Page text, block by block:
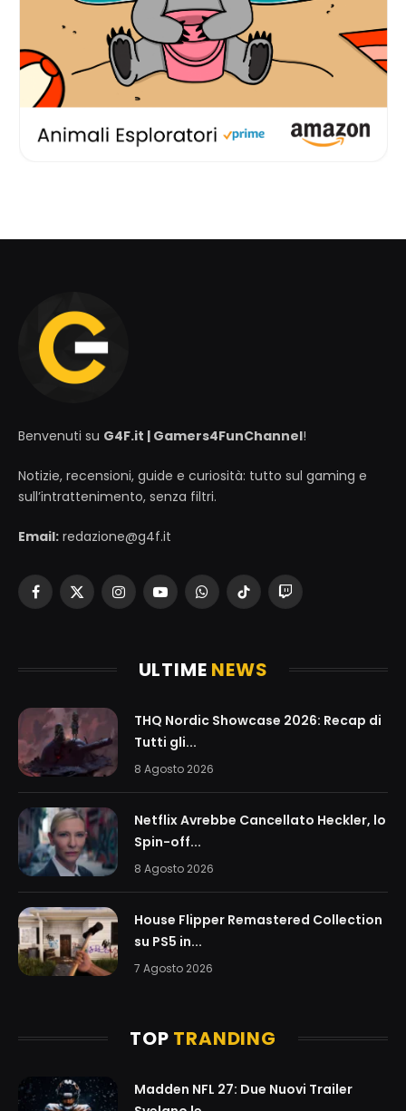
Benvenuti su G4F.it | Gamers4FunChannel!
Notizie, recensioni, guide e curiosità: tutto sul gaming e
sull’intrattenimento, senza filtri.
Email: redazione@g4f.it
Facebook
X
InstagramYouTubeWhatsAppTikTokTwitch
ULTIME NEWS
THQ Nordic Showcase 2026: Recap di
Tutti gli...
8 Agosto 2026
Netflix Avrebbe Cancellato Heckler, lo
Spin-off...
8 Agosto 2026
House Flipper Remastered Collection
su PS5 in...
7 Agosto 2026
TOP TRANDING
Madden NFL 27: Due Nuovi Trailer